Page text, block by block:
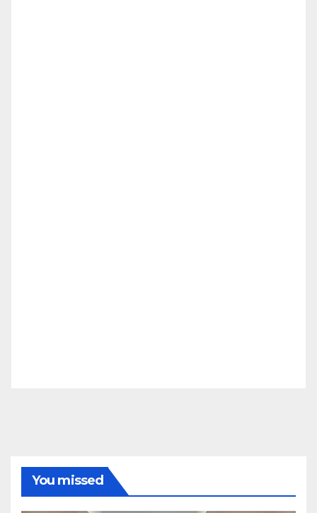
You missed